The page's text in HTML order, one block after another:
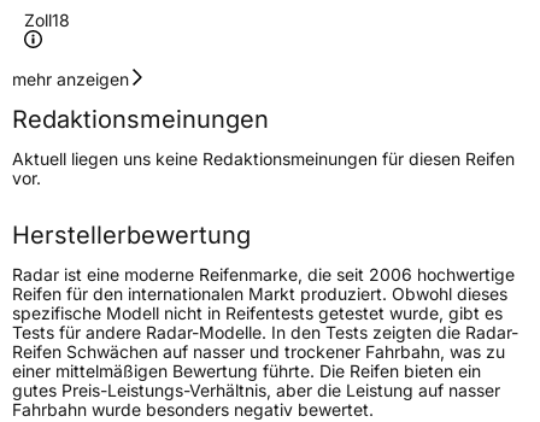
Zoll18
Geschwindigkeitsindex
Höchstgeschwindigkeit
180 km/h
Lastindex123/120
Höchstlast1550/1400 kg
Gewicht (in kg)
23 kg
Generelle Merkmale
FahrzeugtypSUV
VerwendungGanzjahresreifen
mehr anzeigen
Redaktionsmeinungen
Aktuell liegen uns keine Redaktionsmeinungen für diesen Reifen
vor.
Herstellerbewertung
Radar ist eine moderne Reifenmarke, die seit 2006 hochwertige
Reifen für den internationalen Markt produziert. Obwohl dieses
spezifische Modell nicht in Reifentests getestet wurde, gibt es
Tests für andere Radar-Modelle. In den Tests zeigten die Radar-
Reifen Schwächen auf nasser und trockener Fahrbahn, was zu
einer mittelmäßigen Bewertung führte. Die Reifen bieten ein
gutes Preis-Leistungs-Verhältnis, aber die Leistung auf nasser
Fahrbahn wurde besonders negativ bewertet.